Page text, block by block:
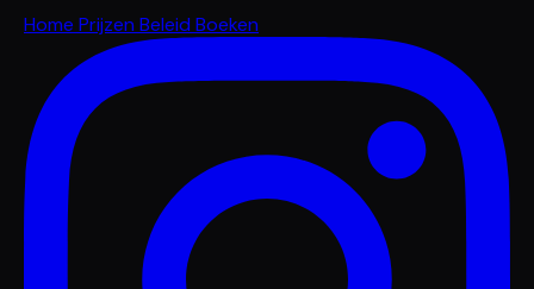
Home Prijzen Beleid Boeken